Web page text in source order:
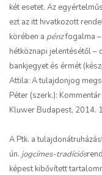
két esetet. Az
ezt az itt hivatkozott
körében a pénzfogalma –
hétköznapi jelentésétől –
bankjegyet és érmét
Attila: A tulajdonjog
Péter (szerk.):
Kluwer Budapest, 2014.
A Ptk. a
ún. jogcímes-tradíciós
képest kibővített